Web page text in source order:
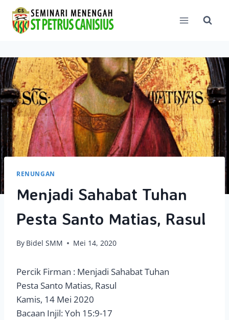
content
RENUNGAN
Menjadi Sahabat Tuhan
Pesta Santo Matias, Rasul
By Bidel SMM Mei 14, 2020
Percik Firman : Menjadi Sahabat Tuhan
Pesta Santo Matias, Rasul
Kamis, 14 Mei 2020
Bacaan Injil: Yoh 15:9-17